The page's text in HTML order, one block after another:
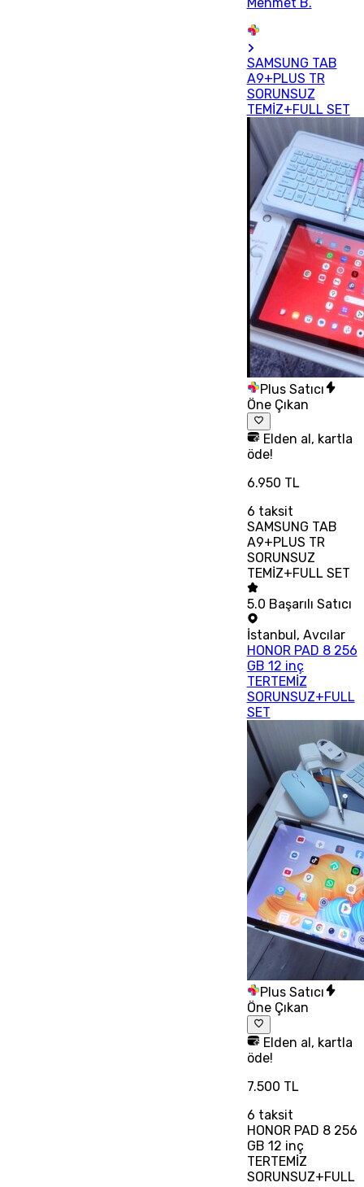
SAMSUNG TAB
A9+PLUS TR
SORUNSUZ
TEMİZ+FULL SET
Plus Satıcı
Öne Çıkan
Elden al, kartla
öde!
6.950 TL
6 taksit
SAMSUNG TAB
A9+PLUS TR
SORUNSUZ
TEMİZ+FULL SET
5.0 Başarılı Satıcı
İstanbul , Avcılar
HONOR PAD 8 256
GB 12 inç
TERTEMİZ
SORUNSUZ+FULL
SET
Plus Satıcı
Öne Çıkan
Elden al, kartla
öde!
7.500 TL
6 taksit
HONOR PAD 8 256
GB 12 inç
TERTEMİZ
SORUNSUZ+FULL